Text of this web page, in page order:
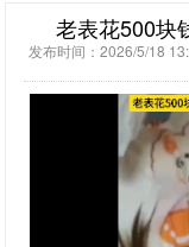
老表花500块
发布时间：2026/5/18